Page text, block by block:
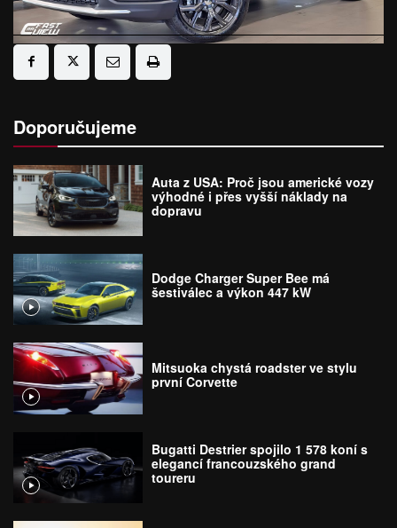
Doporučujeme
Auta z USA: Proč jsou americké vozy
výhodné i přes vyšší náklady na
dopravu
Dodge Charger Super Bee má
šestiválec a výkon 447 kW
Mitsuoka chystá roadster ve stylu
první Corvette
Bugatti Destrier spojilo 1 578 koní s
elegancí francouzského grand
toureru